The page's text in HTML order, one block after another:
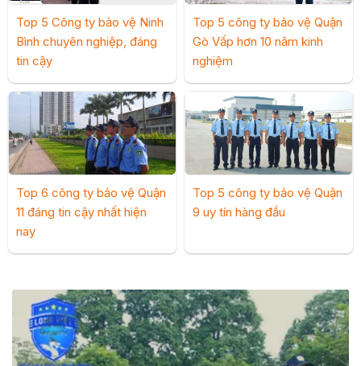
Top 5 Công ty bảo vệ Ninh
Bình chuyên nghiệp, đáng
tin cậy
Top 5 công ty bảo vệ Quận
Gò Vấp hơn 10 năm kinh
nghiệm
Top 6 công ty bảo vệ Quận
11 đáng tin cậy nhất hiện
nay
Top 5 công ty bảo vệ Quận
9 uy tín hàng đầu